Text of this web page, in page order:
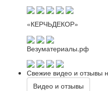
«КЕРЧЬДЕКОР»
Везуматериалы.рф
Свежие видео и отзывы
Видео и отзывы